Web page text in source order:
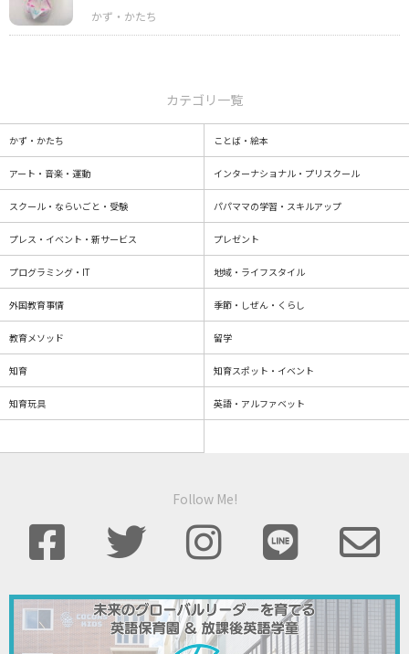
カテゴリ一覧
かず・かたち ことば・絵本
アート・音楽・運動 インターナショナル・プリスクール
スクール・ならいごと・受験 パパママの学習・スキルアップ
プレス・イベント・新サービス プレゼント
プログラミング・IT 地域・ライフスタイル
外国教育事情 季節・しぜん・くらし
教育メソッド 留学
知育 知育スポット・イベント
知育玩具 英語・アルファベット
Follow Me!